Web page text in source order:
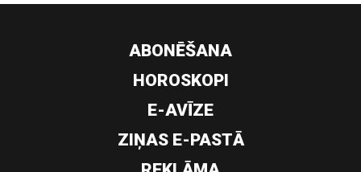
ABONĒŠANA
HOROSKOPI
E-AVĪZE
ZIŅAS E-PASTĀ